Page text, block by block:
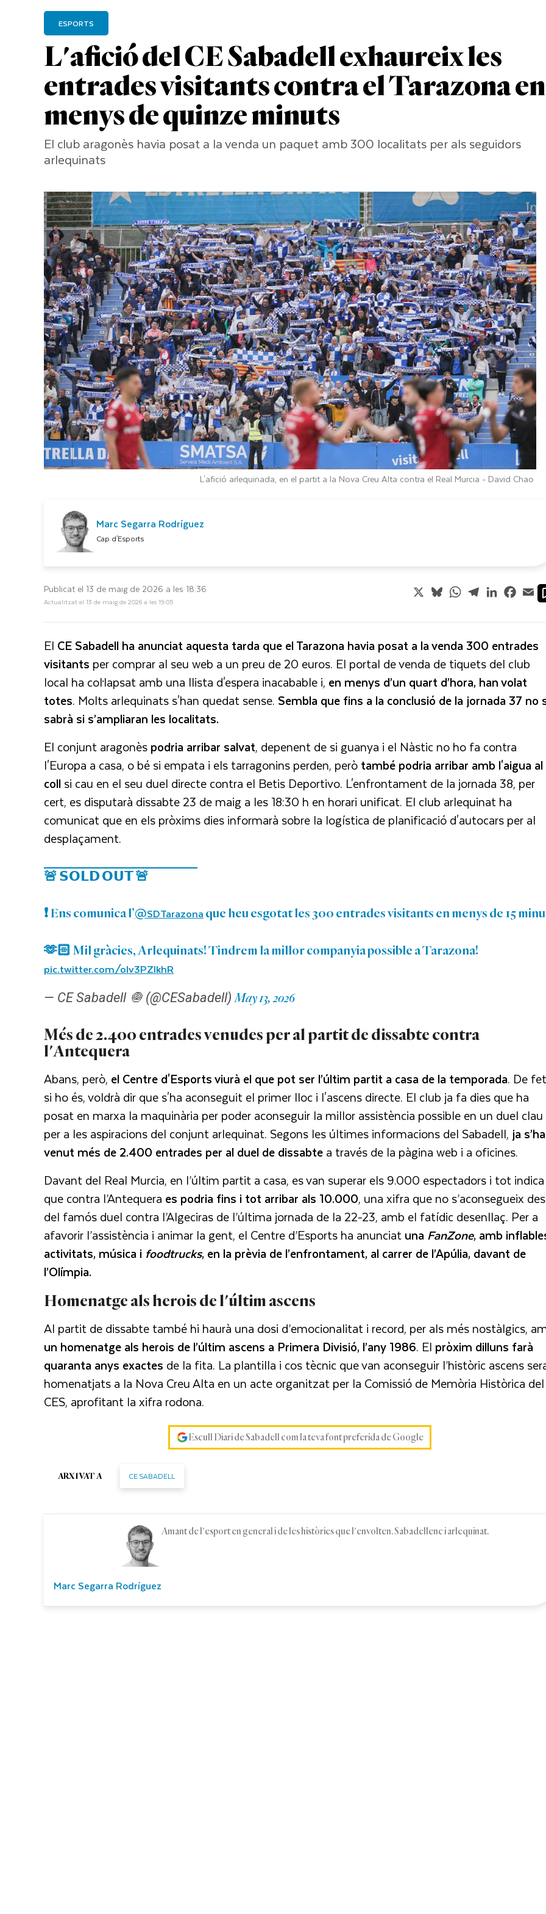
L'afició del CE Sabadell exhaureix les
entrades visitants contra el Tarazona en
menys de quinze minuts
ESPORTS
El club aragonès havia posat a la venda un paquet amb 300 localitats per als seguidors
arlequinats
L'afició arlequinada, en el partit a la Nova Creu Alta contra el Real Murcia - David Chao
Marc Segarra Rodríguez
Cap d'Esports
Publicat el 13 de maig de 2026 a les 18:36
Actualitzat el 13 de maig de 2026 a les 19:05
X BlueskyWhatsApp
TelegramLinkedIn
El CE Sabadell ha anunciat aquesta tarda que el Tarazona havia posat a la venda 300 entrades
visitants per comprar al seu web a un preu de 20 euros. El portal de venda de tiquets del club
local ha col·lapsat amb una llista d'espera inacabable i, en menys d’un quart d’hora, han volat
totes. Molts arlequinats s'han quedat sense. Sembla que fins a la conclusió de la jornada 37 no
sabrà si s’ampliaran les localitats.
El conjunt aragonèspodria arribar salvat, depenent de si guanya i el Nàstic no ho fa contra
l'Europa a casa, o bé si empata i els tarragonins perden, peròtambé podria arribar amb l'aigua al
collsi cau en el seu duel directe contra el Betis Deportivo. L'enfrontament de la jornada 38, per
cert, es disputarà dissabte 23 de maig a les 18:30 h en horari unificat. El club arlequinat ha
comunicat que en els pròxims dies informarà sobre la logística de planificació d'autocars per al
desplaçament.
🚨 𝗦𝗢𝗟𝗗 𝗢𝗨𝗧 🚨
❗️ Ens comunica l’@SDTarazona que heu esgotat les 300 entrades visitants en menys de 15
🫶🏻 Mil gràcies, Arlequinats! Tindrem la millor companyia possible a Tarazona!
pic.twitter.com/olv3PZlkhR
— CE Sabadell 🧅 (@CESabadell) May 13, 2026
Més de 2.400 entrades venudes per al partit de dissabte contra
l'Antequera
Abans, però, el Centre d'Esports viurà el que pot ser l’últim partit a casa de la temporada. De
si ho és, voldrà dir que s'ha aconseguit el primer lloc i l'ascens directe. El club ja fa dies que ha
posat en marxa la maquinària per poder aconseguir la millor assistència possible en un duel clau
per a les aspiracions del conjunt arlequinat. Segons les últimes informacions del Sabadell, ja
venut més de 2.400 entrades per al duel de dissabtea través de la pàgina web i a oficines.
Davant del Real Murcia, en l’últim partit a casa, es van superar els 9.000 espectadors i tot indica
que contra l’Antequera es podria fins i tot arribar als 10.000, una xifra que no s’aconsegueix des
del famós duel contra l’Algeciras de l’última jornada de la 22-23, amb el fatídic desenllaç. Per a
afavorir l’assistència i animar la gent, el Centre d’Esports ha anunciatunaFanZone, amb
activitats, música i foodtrucks, en la prèvia de l’enfrontament, al carrer de l’Apúlia, davant de
l’Olímpia.
Homenatge als herois de l'últim ascens
Al partit de dissabte també hi haurà una dosi d’emocionalitat i record, per als més nostàlgics,
un homenatge als herois de l’últim ascens a Primera Divisió, l’any 1986. El pròxim dilluns farà
quaranta anys exactes de la fita. La plantilla i cos tècnic que van aconseguir l’històric ascens
homenatjats a la Nova Creu Alta en un acte organitzat per la Comissió de Memòria Històrica del
CES, aprofitant la xifra rodona.
Escull Diari de Sabadell com la teva font preferida de Google
ARXIVAT A CE SABADELL
Marc Segarra Rodríguez
Amant de l'esport en general i de les històries que l'envolten. Sabadellenc i arlequinat.